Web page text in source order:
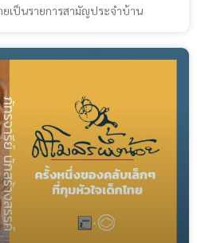
เป็นรายการสามัญประจำบ้าน